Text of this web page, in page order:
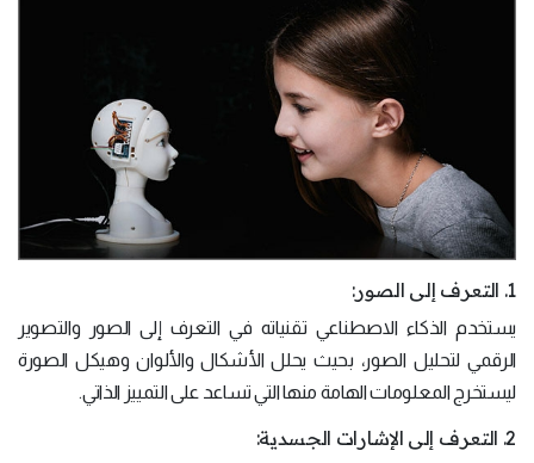
1. التعرف إلى الصور:
يستخدم الذكاء الاصطناعي تقنياته في التعرف إلى الصور والتصوير
الرقمي لتحليل الصور، بحيث يحلل الأشكال والألوان وهيكل الصورة
ليستخرج المعلومات الهامة منها التي تساعد على التمييز الذاتي.
2. التعرف إلى الإشارات الجسدية: